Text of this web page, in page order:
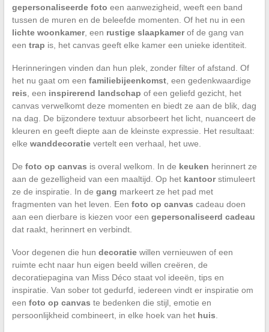
gepersonaliseerde foto een aanwezigheid, weeft een band
tussen de muren en de beleefde momenten. Of het nu in een
lichte woonkamer, een rustige slaapkamerof de gang van
een trap is, het canvas geeft elke kamer een unieke identiteit.
Herinneringen vinden dan hun plek, zonder filter of afstand. Of
het nu gaat om een familiebijeenkomst, een gedenkwaardige
reis , een inspirerend landschap of een geliefd gezicht, het
canvas verwelkomt deze momenten en biedt ze aan de blik, dag
na dag. De bijzondere textuur absorbeert het licht, nuanceert de
kleuren en geeft diepte aan de kleinste expressie. Het resultaat:
elke wanddecoratievertelt een verhaal, het uwe.
De foto op canvas is overal welkom. In de keuken herinnert ze
aan de gezelligheid van een maaltijd. Op het kantoorstimuleert
ze de inspiratie. In de gang markeert ze het pad met
fragmenten van het leven. Een foto op canvas cadeau doen
aan een dierbare is kiezen voor een gepersonaliseerd cadeau
dat raakt, herinnert en verbindt.
Voor degenen die hun decoratiewillen vernieuwen of een
ruimte echt naar hun eigen beeld willen creëren, de
decoratiepagina van Miss Déco staat vol ideeën, tips en
inspiratie. Van sober tot gedurfd, iedereen vindt er inspiratie om
een foto op canvas te bedenken die stijl, emotie en
persoonlijkheid combineert, in elke hoek van het huis